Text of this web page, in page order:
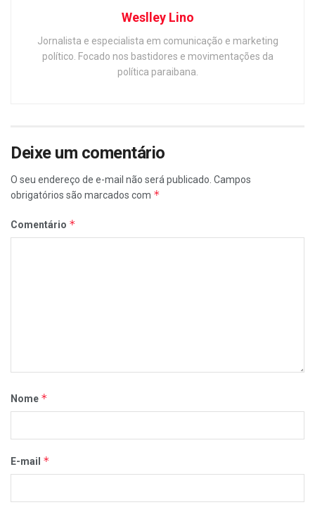
Weslley Lino
Jornalista e especialista em comunicação e marketing
político. Focado nos bastidores e movimentações da
política paraibana.
Deixe um comentário
O seu endereço de e-mail não será publicado. Campos
obrigatórios são marcados com *
Comentário *
Nome *
E-mail *